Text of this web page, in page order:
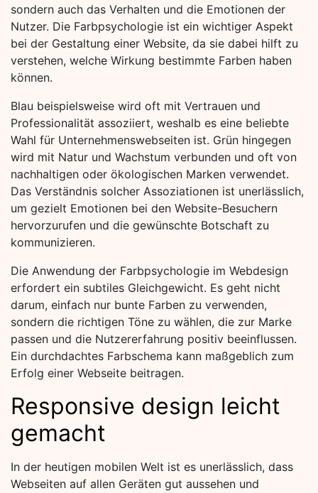
sondern auch das Verhalten und die Emotionen der
Nutzer. Die Farbpsychologie ist ein wichtiger Aspekt
bei der Gestaltung einer Website, da sie dabei hilft zu
verstehen, welche Wirkung bestimmte Farben haben
können.
Blau beispielsweise wird oft mit Vertrauen und
Professionalität assoziiert, weshalb es eine beliebte
Wahl für Unternehmenswebseiten ist. Grün hingegen
wird mit Natur und Wachstum verbunden und oft von
nachhaltigen oder ökologischen Marken verwendet.
Das Verständnis solcher Assoziationen ist unerlässlich,
um gezielt Emotionen bei den Website-Besuchern
hervorzurufen und die gewünschte Botschaft zu
kommunizieren.
Die Anwendung der Farbpsychologie im Webdesign
erfordert ein subtiles Gleichgewicht. Es geht nicht
darum, einfach nur bunte Farben zu verwenden,
sondern die richtigen Töne zu wählen, die zur Marke
passen und die Nutzererfahrung positiv beeinflussen.
Ein durchdachtes Farbschema kann maßgeblich zum
Erfolg einer Webseite beitragen.
Responsive design leicht
gemacht
In der heutigen mobilen Welt ist es unerlässlich, dass
Webseiten auf allen Geräten gut aussehen und